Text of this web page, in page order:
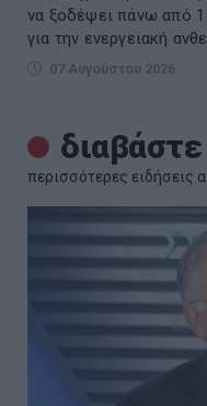
να ξοδέψει πάνω από
για την ενεργειακή
07 Αυγούστου 2026
περισσότερες ειδήσεις